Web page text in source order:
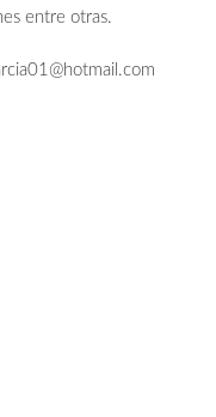
entre otras.